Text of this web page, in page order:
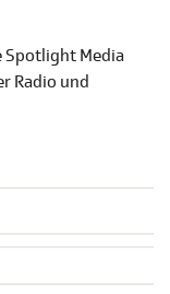
Spotlight Media
Radio und